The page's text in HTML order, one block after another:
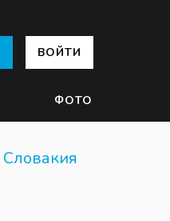
ВОЙТИ
ФОТО
Словакия